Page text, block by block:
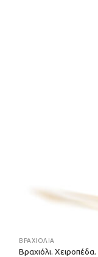
ΒΡΑΧΙΌΛΙΑ
Βραχιόλι.